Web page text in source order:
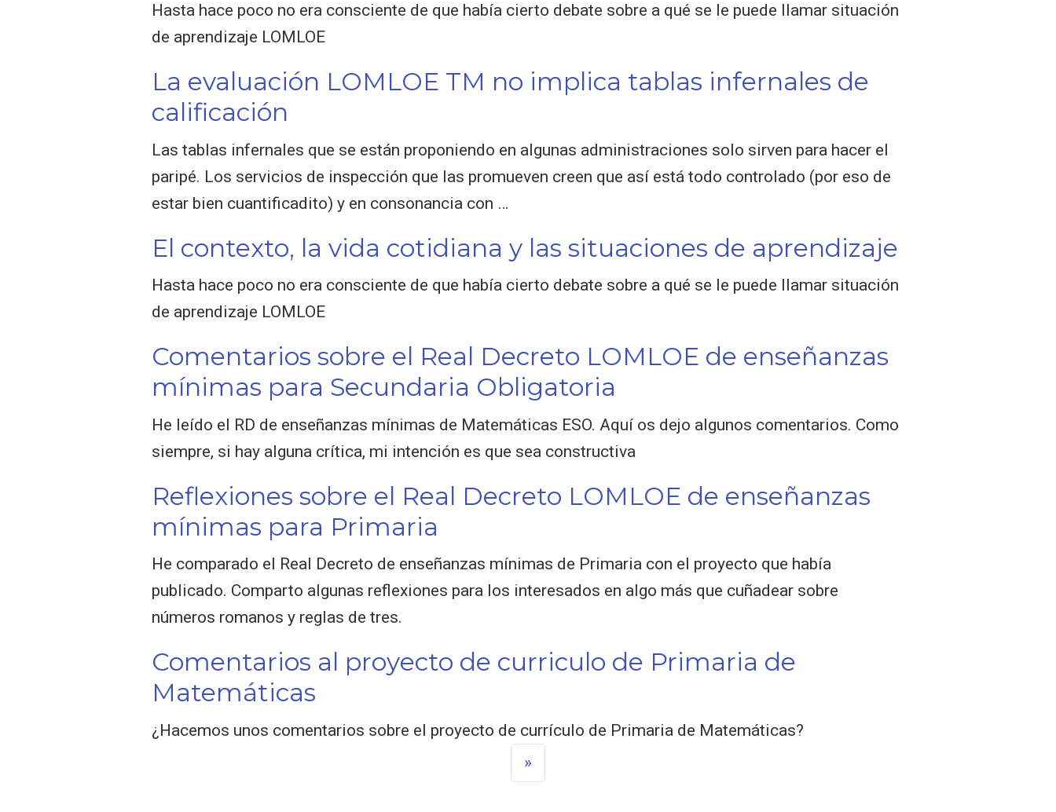
Hasta hace poco no era consciente de que había cierto debate sobre a qué se le puede llamar situación
de aprendizaje LOMLOE
La evaluación LOMLOE TM no implica tablas infernales de
calificación
Las tablas infernales que se están proponiendo en algunas administraciones solo sirven para hacer el
paripé. Los servicios de inspección que las promueven creen que así está todo controlado (por eso de
estar bien cuantificadito) y en consonancia con …
El contexto, la vida cotidiana y las situaciones de aprendizaje
Hasta hace poco no era consciente de que había cierto debate sobre a qué se le puede llamar situación
de aprendizaje LOMLOE
Comentarios sobre el Real Decreto LOMLOE de enseñanzas
mínimas para Secundaria Obligatoria
He leído el RD de enseñanzas mínimas de Matemáticas ESO. Aquí os dejo algunos comentarios. Como
siempre, si hay alguna crítica, mi intención es que sea constructiva
Reflexiones sobre el Real Decreto LOMLOE de enseñanzas
mínimas para Primaria
He comparado el Real Decreto de enseñanzas mínimas de Primaria con el proyecto que había
publicado. Comparto algunas reflexiones para los interesados en algo más que cuñadear sobre
números romanos y reglas de tres.
Comentarios al proyecto de curriculo de Primaria de
Matemáticas
¿Hacemos unos comentarios sobre el proyecto de currículo de Primaria de Matemáticas?
»